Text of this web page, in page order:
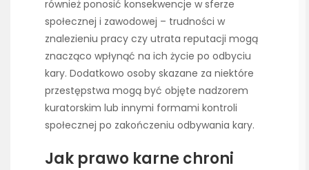
również ponosić konsekwencje w sferze
społecznej i zawodowej – trudności w
znalezieniu pracy czy utrata reputacji mogą
znacząco wpłynąć na ich życie po odbyciu
kary. Dodatkowo osoby skazane za niektóre
przestępstwa mogą być objęte nadzorem
kuratorskim lub innymi formami kontroli
społecznej po zakończeniu odbywania kary.
Jak prawo karne chroni